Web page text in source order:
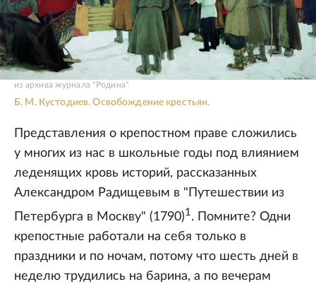
из архива журнала "Родина"
Б. М. Кустодиев. Освобождение крестьян.
Представления о крепостном праве сложились
у многих из нас в школьные годы под влиянием
леденящих кровь историй, рассказанных
Александром Радищевым в "Путешествии из
Петербурга в Москву" (1790)1. Помните? Одни
крепостные работали на себя только в
праздники и по ночам, потому что шесть дней в
неделю трудились на барина, а по вечерам